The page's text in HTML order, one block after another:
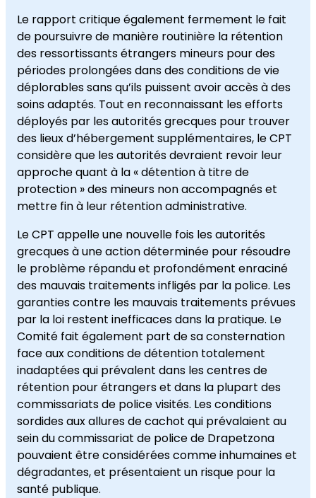
Le rapport critique également fermement le fait
de poursuivre de manière routinière la rétention
des ressortissants étrangers mineurs pour des
périodes prolongées dans des conditions de vie
déplorables sans qu’ils puissent avoir accès à des
soins adaptés. Tout en reconnaissant les efforts
déployés par les autorités grecques pour trouver
des lieux d’hébergement supplémentaires, le CPT
considère que les autorités devraient revoir leur
approche quant à la « détention à titre de
protection » des mineurs non accompagnés et
mettre fin à leur rétention administrative.
Le CPT appelle une nouvelle fois les autorités
grecques à une action déterminée pour résoudre
le problème répandu et profondément enraciné
des mauvais traitements infligés par la police. Les
garanties contre les mauvais traitements prévues
par la loi restent inefficaces dans la pratique. Le
Comité fait également part de sa consternation
face aux conditions de détention totalement
inadaptées qui prévalent dans les centres de
rétention pour étrangers et dans la plupart des
commissariats de police visités. Les conditions
sordides aux allures de cachot qui prévalaient au
sein du commissariat de police de Drapetzona
pouvaient être considérées comme inhumaines et
dégradantes, et présentaient un risque pour la
santé publique.